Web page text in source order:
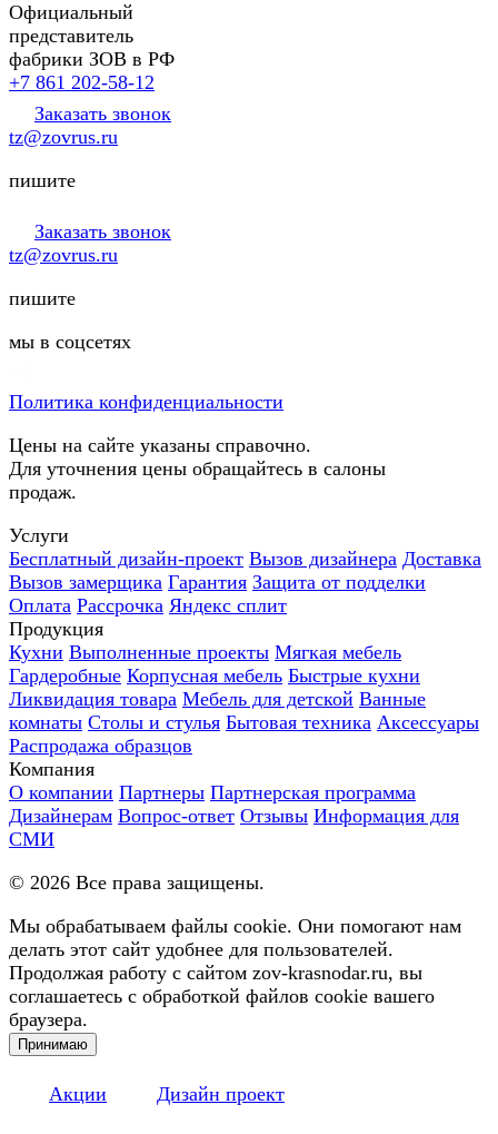
Официальный
представитель
фабрики ЗОВ в РФ
+7 861 202-58-12
Заказать звонок
tz@zovrus.ru
пишите
Заказать звонок
tz@zovrus.ru
пишите
мы в соцсетях
Политика конфиденциальности
Цены на сайте указаны справочно.
Для уточнения цены обращайтесь в салоны
продаж.
Услуги
Бесплатный дизайн-проект Вызов дизайнера Доставка
Вызов замерщика Гарантия Защита от подделки
Оплата Рассрочка Яндекс сплит
Продукция
Кухни Выполненные проекты Мягкая мебель
Гардеробные Корпусная мебель Быстрые кухни
Ликвидация товара Мебель для детской Ванные
комнаты Столы и стулья Бытовая техника Аксессуары
Распродажа образцов
Компания
О компании Партнеры Партнерская программа
Дизайнерам Вопрос-ответ Отзывы Информация для
СМИ
© 2026 Все права защищены.
Мы обрабатываем файлы cookie. Они помогают нам
делать этот сайт удобнее для пользователей.
Продолжая работу с сайтом zov-krasnodar.ru, вы
соглашаетесь с обработкой файлов cookie вашего
браузера.
Принимаю
Акции Дизайн проект